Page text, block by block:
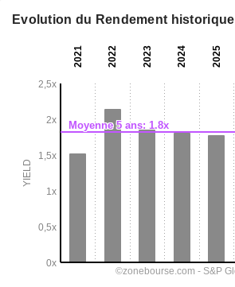
Evolution du Rendement historique